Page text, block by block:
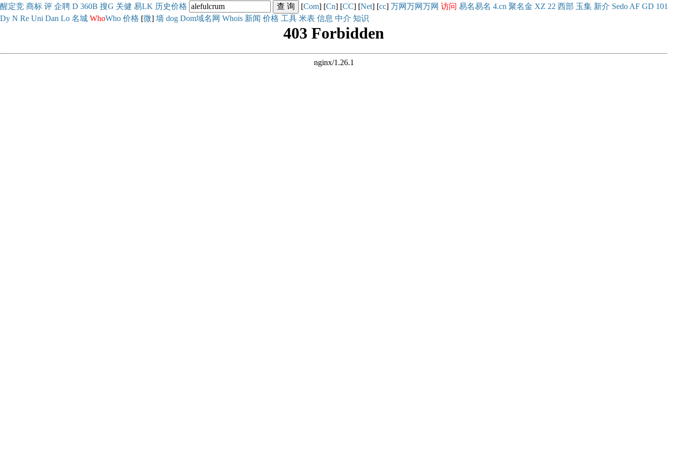
醒定竞 商标 评 企聘 D 360B 搜G 关健 易LK 历史价格 [Com] [Cn] [CC] [Net] [cc] 万网万网万网 访问 易名易名 4.cn 聚名金 XZ 22 西部 玉集 新介 Sedo AF GD 101
Dy N Re Uni Dan Lo 名城 WhoWho 价格 [微] 墙 dog Dom域名网 Whois 新闻 价格 工具 米表 信息 中介 知识